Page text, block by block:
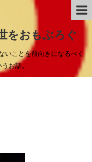
をおもぶろぐ
いことを前向きになるべく
お話。